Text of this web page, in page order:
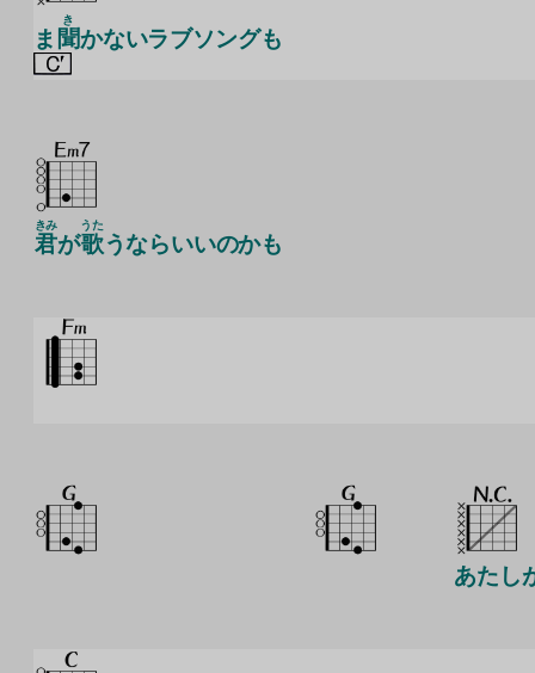
ま 聞
き
かないラブソングも
君
きみ
が歌
うた
うならいいのかも
あたし